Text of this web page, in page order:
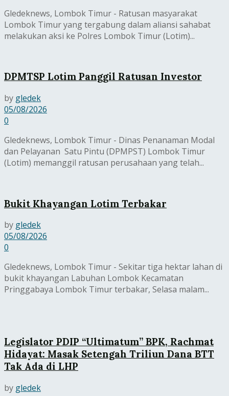
Gledeknews, Lombok Timur - Ratusan masyarakat
Lombok Timur yang tergabung dalam aliansi sahabat
melakukan aksi ke Polres Lombok Timur (Lotim)...
DPMTSP Lotim Panggil Ratusan Investor
by gledek
05/08/2026
0
Gledeknews, Lombok Timur - Dinas Penanaman Modal
dan Pelayanan Satu Pintu (DPMPST) Lombok Timur
(Lotim) memanggil ratusan perusahaan yang telah...
Bukit Khayangan Lotim Terbakar
by gledek
05/08/2026
0
Gledeknews, Lombok Timur - Sekitar tiga hektar lahan di
bukit khayangan Labuhan Lombok Kecamatan
Pringgabaya Lombok Timur terbakar, Selasa malam...
Legislator PDIP “Ultimatum” BPK, Rachmat
Hidayat: Masak Setengah Triliun Dana BTT
Tak Ada di LHP
by gledek